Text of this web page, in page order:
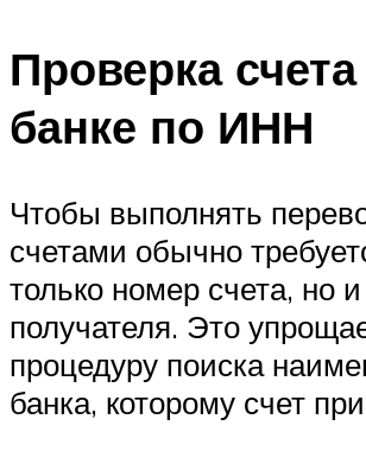
Проверка
банке по ИНН
Чтобы выполнять
счетами обычно
только номер счета, но
получателя. Это
процедуру поиска
банка, которому счет